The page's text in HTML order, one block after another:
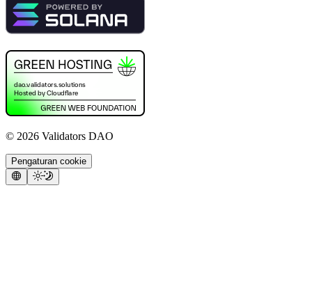
© 2026 Validators DAO
Pengaturan cookie